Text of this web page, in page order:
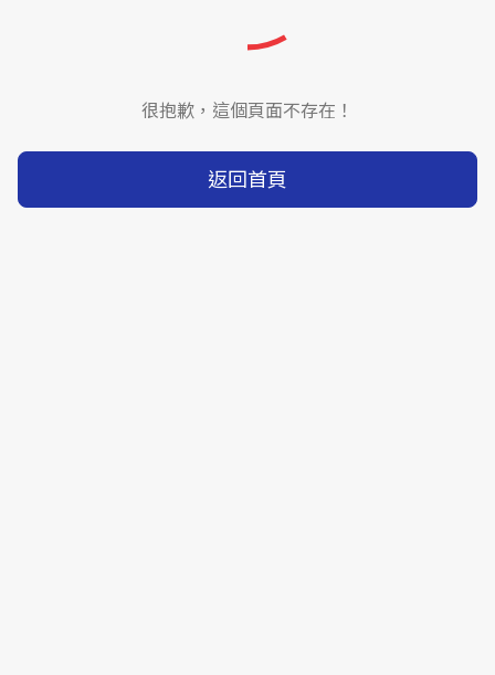
很抱歉，這個頁面不存在！
返回首頁